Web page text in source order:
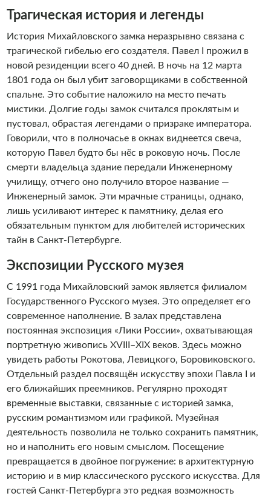
Трагическая история и легенды
История Михайловского замка неразрывно связана с
трагической гибелью его создателя. Павел I прожил в
новой резиденции всего 40 дней. В ночь на 12 марта
1801 года он был убит заговорщиками в собственной
спальне. Это событие наложило на место печать
мистики. Долгие годы замок считался проклятым и
пустовал, обрастая легендами о призраке императора.
Говорили, что в полночасье в окнах виднеется свеча,
которую Павел будто бы нёс в роковую ночь. После
смерти владельца здание передали Инженерному
училищу, отчего оно получило второе название —
Инженерный замок. Эти мрачные страницы, однако,
лишь усиливают интерес к памятнику, делая его
обязательным пунктом для любителей исторических
тайн в Санкт-Петербурге.
Экспозиции Русского музея
С 1991 года Михайловский замок является филиалом
Государственного Русского музея. Это определяет его
современное наполнение. В залах представлена
постоянная экспозиция «Лики России», охватывающая
портретную живопись XVIII–XIX веков. Здесь можно
увидеть работы Рокотова, Левицкого, Боровиковского.
Отдельный раздел посвящён искусству эпохи Павла I и
его ближайших преемников. Регулярно проходят
временные выставки, связанные с историей замка,
русским романтизмом или графикой. Музейная
деятельность позволила не только сохранить памятник,
но и наполнить его новым смыслом. Посещение
превращается в двойное погружение: в архитектурную
историю и в мир классического русского искусства. Для
гостей Санкт-Петербурга это редкая возможность